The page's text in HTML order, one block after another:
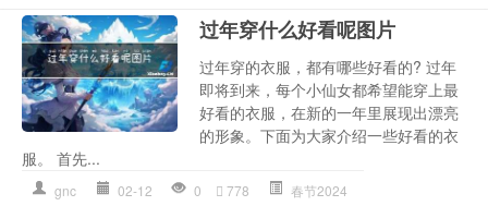
过年穿什么好看呢图片
过年穿的衣服，都有哪些好看的? 过年
即将到来，每个小仙女都希望能穿上最
好看的衣服，在新的一年里展现出漂亮
的形象。下面为大家介绍一些好看的衣
服。 首先...
gnc 02-12 0 778 春节2024